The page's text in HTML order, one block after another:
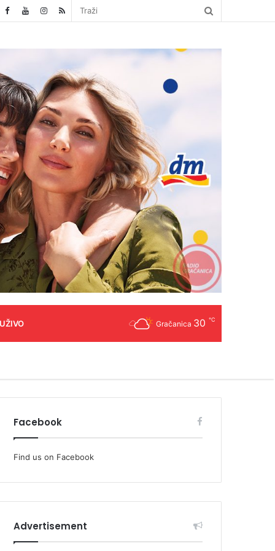
Gračanica 30 ℃
Facebook
Find us on Facebook
Advertisement